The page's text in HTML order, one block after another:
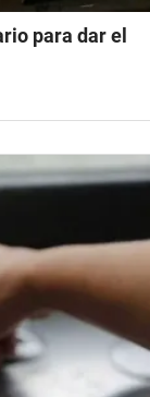
para dar el